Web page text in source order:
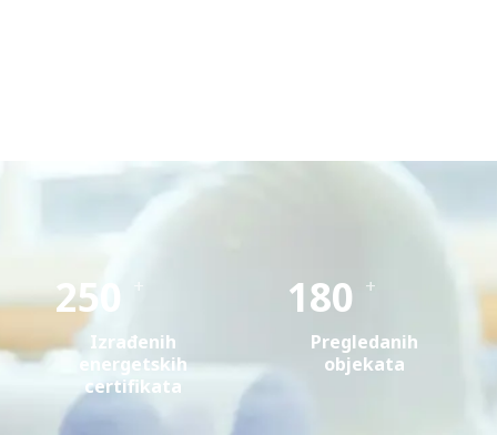
250
Izrađenih
energetskih
certifikata
180 +
Pregledanih
objekata